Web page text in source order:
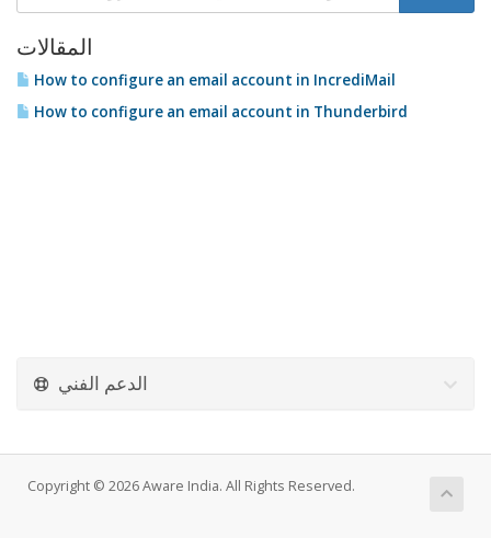
المقالات
How to configure an email account in IncrediMail
How to configure an email account in Thunderbird
الدعم الفني
Copyright © 2026 Aware India. All Rights Reserved.